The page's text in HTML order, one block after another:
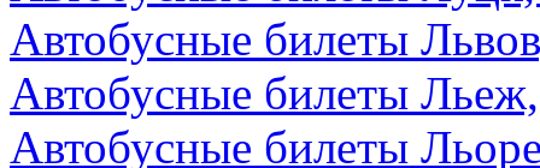
Автобусные билеты
Автобусные билеты
Автобусные билеты